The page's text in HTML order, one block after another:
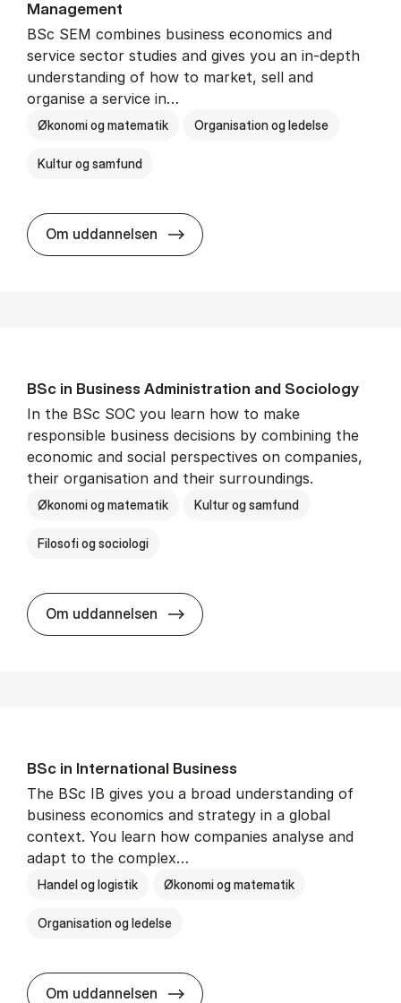
Man­age­ment
BSc SEM combines business economics and
service sector studies and gives you an in-depth
understanding of how to market, sell and
organise a service in…
Økonomi og matematik Organisation og ledelse
Kultur og samfund
Om uddannelsen BSc in Busi­ness Ad­min­is­tra­tion
BSc in Busi­ness Ad­min­is­tra­tion and So­ci­ology
In the BSc SOC you learn how to make
responsible business decisions by combining the
economic and social perspectives on companies,
their organisation and their surroundings.
Økonomi og matematik Kultur og samfund
Filosofi og sociologi
Om uddannelsen BSc in Busi­ness Ad­min­is­tra­tion
BSc in In­ter­na­tion­al Busi­ness
The BSc IB gives you a broad understanding of
business economics and strategy in a global
context. You learn how companies analyse and
adapt to the complex…
Handel og logistik Økonomi og matematik
Organisation og ledelse
Om uddannelsen BSc in In­ter­na­tion­al Busi­ness